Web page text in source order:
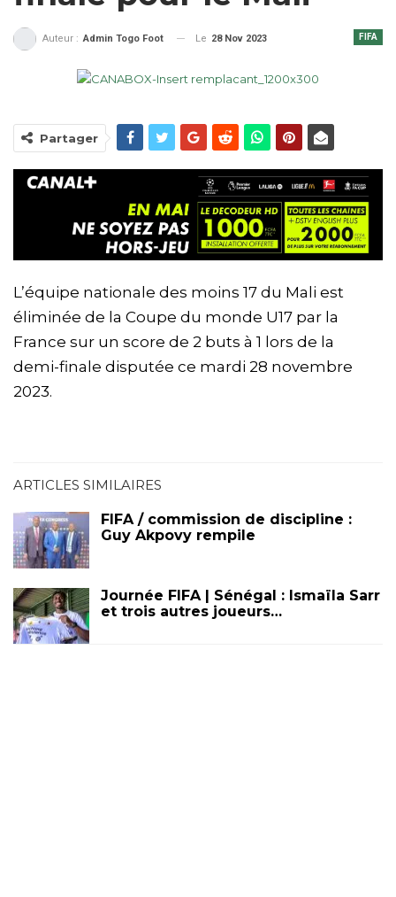
FIFA
Auteur : Admin Togo Foot Le 28 Nov 2023
Partager
L’équipe nationale des moins 17 du Mali est
éliminée de la Coupe du monde U17 par la
France sur un score de 2 buts à 1 lors de la
demi-finale disputée ce mardi 28 novembre
2023.
ARTICLES SIMILAIRES
FIFA / commission de discipline :
Guy Akpovy rempile
Journée FIFA | Sénégal : Ismaïla Sarr
et trois autres joueurs…